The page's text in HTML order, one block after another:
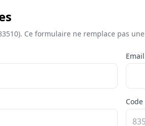
Ce formulaire ne remplace pas